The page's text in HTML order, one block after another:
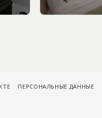
ПЕРСОНАЛЬНЫЕ ДАННЫЕ